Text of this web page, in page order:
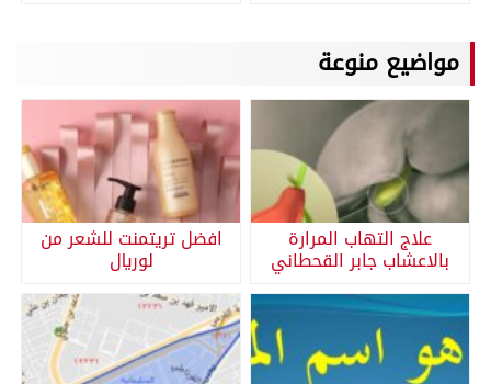
مواضيع منوعة
علاج التهاب المرارة
بالاعشاب جابر القحطاني
افضل تريتمنت للشعر من
لوريال